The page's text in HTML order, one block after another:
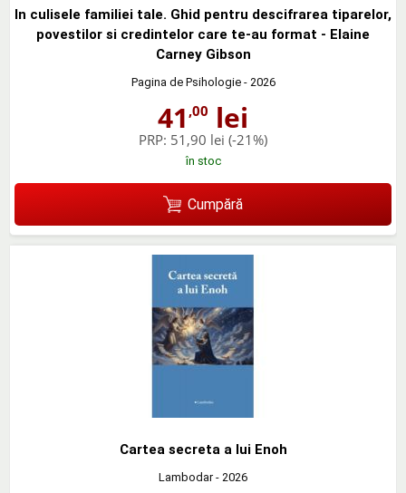
In culisele familiei tale. Ghid pentru descifrarea tiparelor,
povestilor si credintelor care te-au format - Elaine
Carney Gibson
Pagina de Psihologie- 2026
41 ,00 lei
PRP: 51,90 lei (-21%)
în stoc
Cumpără
Cartea secreta a lui Enoh
Lambodar - 2026